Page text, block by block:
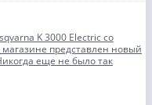
K 3000 Electric со
представлен новый
еще не было так